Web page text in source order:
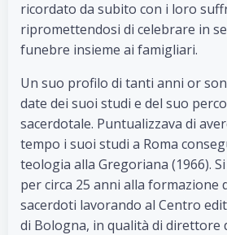
ricordato da subito con i loro
ripromettendosi di celebrare in
funebre insieme ai famigliari.
Un suo profilo di tanti anni or
date dei suoi studi e del suo
sacerdotale. Puntualizzava di
tempo i suoi studi a Roma
teologia alla Gregoriana (1966).
per circa 25 anni alla formazione
sacerdoti lavorando al Centro
di Bologna, in qualità di direttore